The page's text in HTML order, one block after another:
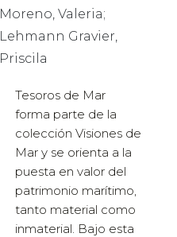
Moreno, Valeria;
Lehmann Gravier,
Priscila
Tesoros de Mar
forma parte de la
colección Visiones de
Mar y se orienta a la
puesta en valor del
patrimonio marítimo,
tanto material como
inmaterial. Bajo esta